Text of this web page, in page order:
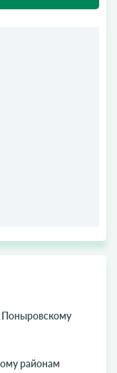
районам